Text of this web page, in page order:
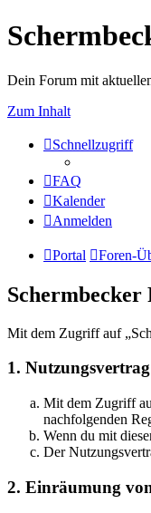
Dein Forum mit
Zum Inhalt
Schnellzugriff
FAQ
Kalender
Anmelden
Portal Foren-
Schermbecker
Mit dem Zugriff auf
1. Nutzungsvertrag
Mit dem Zugriff
nachfolgenden
Wenn du mit
Der
2. Einräumung